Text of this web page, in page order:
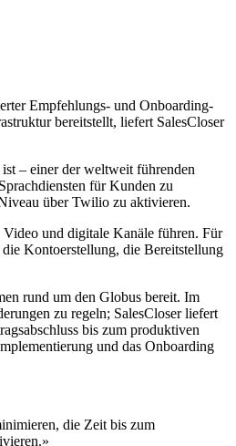
Empfehlungs- und Onboarding-
bereitstellt, liefert SalesCloser
– einer der weltweit führenden
für Kunden zu
über Twilio zu aktivieren.
Video und digitale Kanäle führen. Für
Kontoerstellung, die Bereitstellung
rund um den Globus bereit. Im
zu regeln; SalesCloser liefert
bis zum produktiven
und das Onboarding
die Zeit bis zum